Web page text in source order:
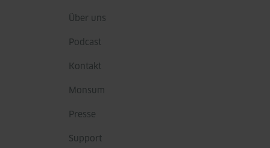
Über uns
Podcast
Kontakt
Monsum
Presse
Support